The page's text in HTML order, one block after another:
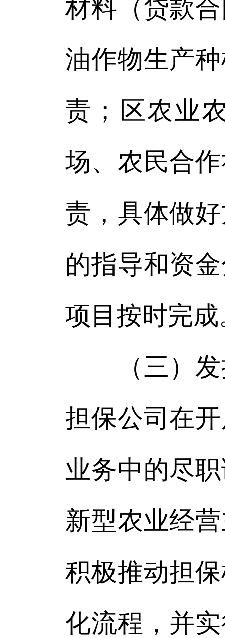
材料（贷款
油作物生产
责；区农业
场、农民合
责，具体做
的指导和资
项目按时完成
（三）发
担保公司在
业务中的尽
新型农业经
积极推动担
化流程，并